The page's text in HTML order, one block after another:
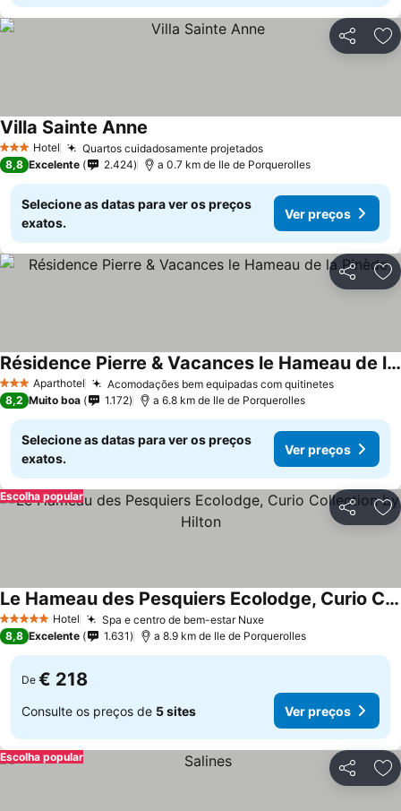
Partilhar
3 EstrelasHotel Quartos cuidadosamente projetados
Villa Sainte Anne
8,8 Excelente 2.424 a 0.7 km de Ile de Porquerolles
Selecione as datas para ver os preços
exatos.
Ver preços
Partilhar
3 EstrelasAparthotel Acomodações bem equipadas com quitinetes
Résidence Pierre & Vacances le Hameau de la Pinède
8,2 Muito boa 1.172 a 6.8 km de Ile de Porquerolles
Selecione as datas para ver os preços
exatos.
Ver preços
Partilhar
Escolha popular
5 Estrelas Hotel Spa e centro de bem-estar Nuxe
Le Hameau des Pesquiers Ecolodge, Curio Collection by Hilton
8,8 Excelente 1.631 a 8.9 km de Ile de Porquerolles
De € 218
Consulte os preços de 5 sites Ver preços
Partilhar
Escolha popular